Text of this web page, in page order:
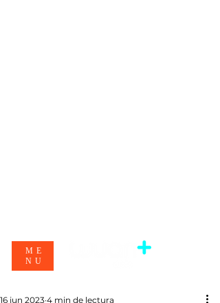
ME
NU
16 jun 2023 4 min de lectura